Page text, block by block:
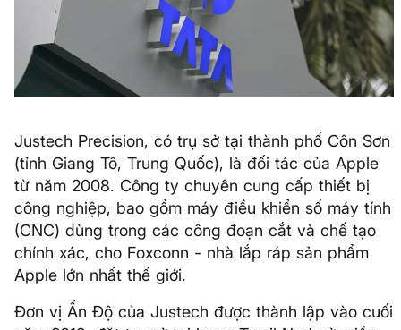
Justech Precision, có trụ sở tại thành phố Côn Sơn
(tỉnh Giang Tô, Trung Quốc), là đối tác của Apple
từ năm 2008. Công ty chuyên cung cấp thiết bị
công nghiệp, bao gồm máy điều khiển số máy tính
(CNC) dùng trong các công đoạn cắt và chế tạo
chính xác, cho Foxconn - nhà lắp ráp sản phẩm
Apple lớn nhất thế giới.
Đơn vị Ấn Độ của Justech được thành lập vào cuối